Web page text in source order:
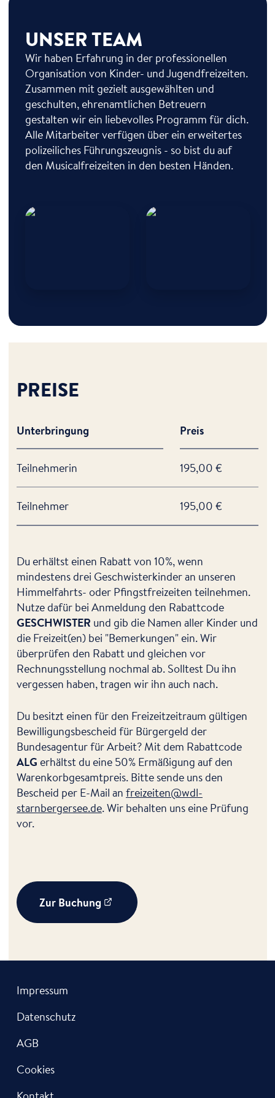
UNSER TEAM
Wir haben Erfahrung in der professionellen
Organisation von Kinder- und Jugendfreizeiten.
Zusammen mit gezielt ausgewählten und
geschulten, ehrenamtlichen Betreuern
gestalten wir ein liebevolles Programm für dich.
Alle Mitarbeiter verfügen über ein erweitertes
polizeiliches Führungszeugnis - so bist du auf
den Musicalfreizeiten in den besten Händen.
PREISE
Unterbringung Preis
Teilnehmerin 195,00 €
Teilnehmer 195,00 €
Du erhältst einen Rabatt von 10%, wenn
mindestens drei Geschwisterkinder an unseren
Himmelfahrts- oder Pfingstfreizeiten teilnehmen.
Nutze dafür bei Anmeldung den Rabattcode
GESCHWISTER und gib die Namen aller Kinder und
die Freizeit(en) bei "Bemerkungen" ein. Wir
überprüfen den Rabatt und gleichen vor
Rechnungsstellung nochmal ab. Solltest Du ihn
vergessen haben, tragen wir ihn auch nach.
Du besitzt einen für den Freizeitzeitraum gültigen
Bewilligungsbescheid für Bürgergeld der
Bundesagentur für Arbeit? Mit dem Rabattcode
ALGerhältst du eine 50% Ermäßigung auf den
Warenkorbgesamtpreis. Bitte sende uns den
Bescheid per E-Mail anfreizeiten@wdl-
starnbergersee.de. Wir behalten uns eine Prüfung
vor.
Zur Buchung
Impressum
Datenschutz
AGB
Cookies